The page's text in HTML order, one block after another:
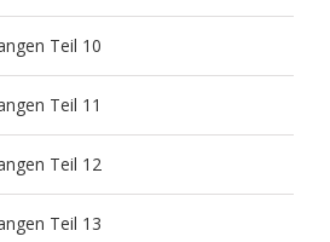
Teil 10
Teil 11
Teil 12
Teil 13